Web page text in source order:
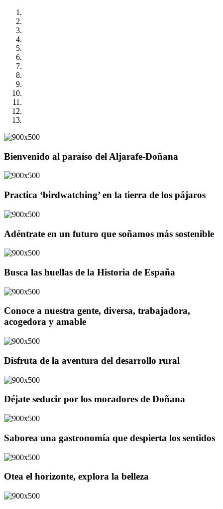
Bienvenido al paraíso del Aljarafe-Doñana
Practica ‘birdwatching’ en la tierra de los pájaros
Adéntrate en un futuro que soñamos más sostenible
Busca las huellas de la Historia de España
Conoce a nuestra gente, diversa, trabajadora,
acogedora y amable
Disfruta de la aventura del desarrollo rural
Déjate seducir por los moradores de Doñana
Saborea una gastronomía que despierta los sentidos
Otea el horizonte, explora la belleza